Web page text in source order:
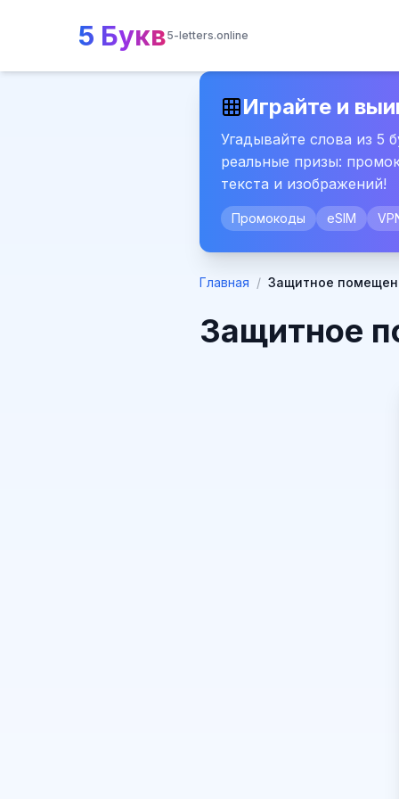
5 Букв5-letters.online
Играйте и
Угадывайте слова из 5
реальные призы:
текста и изображений!
Промокоды eSIM
Главная / Защитное
Защитное